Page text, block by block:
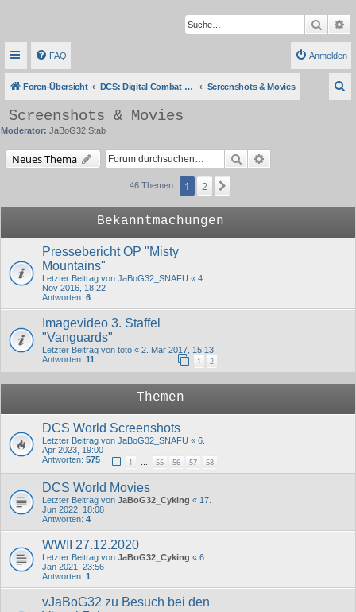
Suche
FAQ Anmelden
Foren-Übersicht DCS: Digital Combat Simulator Series Screenshots & Movies
Screenshots & Movies
Moderator: JaBoG32 Stab
Neues Thema Suche
46 Themen 1 2
Bekanntmachungen
Pressebericht OP "Misty
Mountains"
Letzter Beitrag von JaBoG32_SNAFU « 4.
Nov 2016, 18:22
Antworten: 6
Imagevideo 3. Staffel
"Vanguards"
Letzter Beitrag von toto « 2. Mär 2017, 15:13
Antworten: 11 1 2
Themen
DCS World Screenshots
Letzter Beitrag von JaBoG32_SNAFU « 6.
Apr 2023, 19:00
Antworten: 575 1 … 55 56 57 58
DCS World Movies
Letzter Beitrag von JaBoG32_Cyking « 17.
Jun 2022, 18:08
Antworten: 4
WWII 27.12.2020
Letzter Beitrag von JaBoG32_Cyking « 6.
Jan 2021, 23:56
Antworten: 1
vJaBoG32 zu Besuch bei den